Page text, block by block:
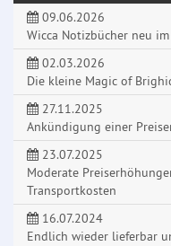
09.06.2026
Wicca Notizbücher neu
02.03.2026
Die kleine Magic of
27.11.2025
Ankündigung einer
23.07.2025
Moderate
Transportkosten
16.07.2024
Endlich wieder lieferbar